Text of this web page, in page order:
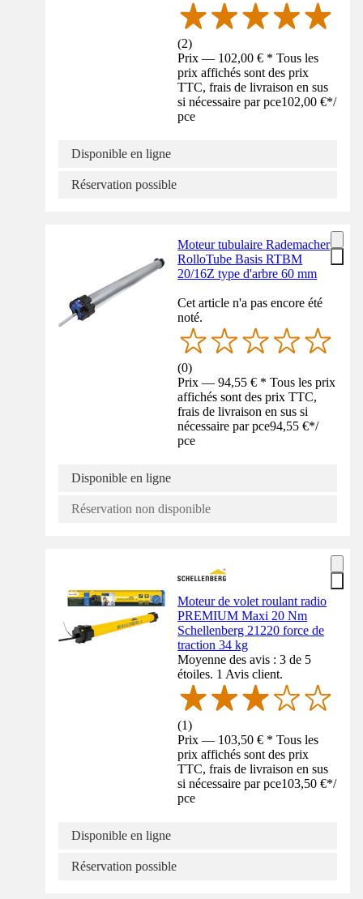
(2)
Prix — 102,00 € * Tous les
prix affichés sont des prix
TTC, frais de livraison en sus
si nécessaire par pce102,00 €*/
pce
Disponible en ligne
Réservation possible
Moteur tubulaire Rademacher
RolloTube Basis RTBM
20/16Z type d'arbre 60 mm
Cet article n'a pas encore été
noté.
(0)
Prix — 94,55 € * Tous les prix
affichés sont des prix TTC,
frais de livraison en sus si
nécessaire par pce94,55 €*/
pce
Disponible en ligne
Réservation non disponible
Moteur de volet roulant radio
PREMIUM Maxi 20 Nm
Schellenberg 21220 force de
traction 34 kg
Moyenne des avis : 3 de 5
étoiles. 1 Avis client.
(1)
Prix — 103,50 € * Tous les
prix affichés sont des prix
TTC, frais de livraison en sus
si nécessaire par pce103,50 €*/
pce
Disponible en ligne
Réservation possible